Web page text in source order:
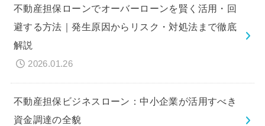
不動産担保ローンでオーバーローンを賢く活用・回
避する方法｜発生原因からリスク・対処法まで徹底
解説
2026.01.26
不動産担保ビジネスローン：中小企業が活用すべき
資金調達の全貌